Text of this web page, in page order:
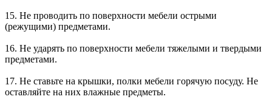
15. Не проводить по поверхности мебели острыми
(режущими) предметами.
16. Не ударять по поверхности мебели тяжелыми и твердыми
предметами.
17. Не ставьте на крышки, полки мебели горячую посуду. Не
оставляйте на них влажные предметы.